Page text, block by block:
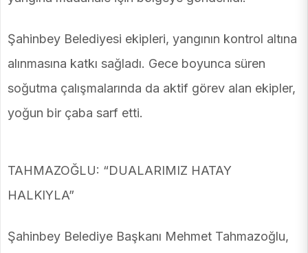
Şahinbey Belediyesi ekipleri, yangının kontrol altına
alınmasına katkı sağladı. Gece boyunca süren
soğutma çalışmalarında da aktif görev alan ekipler,
yoğun bir çaba sarf etti.
TAHMAZOĞLU: “DUALARIMIZ HATAY
HALKIYLA”
Şahinbey Belediye Başkanı Mehmet Tahmazoğlu,